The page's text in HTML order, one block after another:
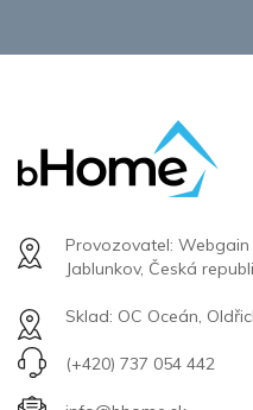
Provozovatel: Webgain
Jablunkov, Česká
Sklad: OC Oceán,
(+420) 737 054 442